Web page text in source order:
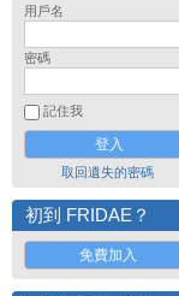
用戶名
密碼
記住我
取回遺失的密碼
初到 FRIDAE？
免費加入